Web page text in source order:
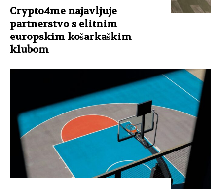
Crypto4me najavljuje
partnerstvo s elitnim
europskim košarkaškim
klubom